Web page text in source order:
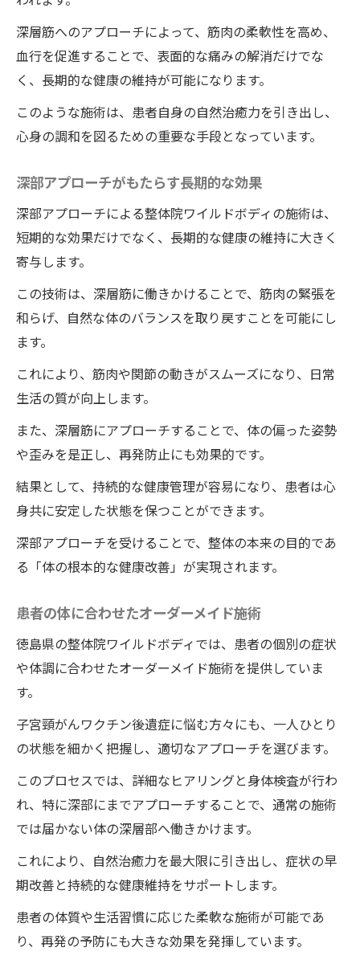
深層筋へのアプローチによって、筋肉の柔軟性を高め、
血行を促進することで、表面的な痛みの解消だけでな
く、長期的な健康の維持が可能になります。
このような施術は、患者自身の自然治癒力を引き出し、
心身の調和を図るための重要な手段となっています。
深部アプローチがもたらす長期的な効果
深部アプローチによる整体院ワイルドボディの施術は、
短期的な効果だけでなく、長期的な健康の維持に大きく
寄与します。
この技術は、深層筋に働きかけることで、筋肉の緊張を
和らげ、自然な体のバランスを取り戻すことを可能にし
ます。
これにより、筋肉や関節の動きがスムーズになり、日常
生活の質が向上します。
また、深層筋にアプローチすることで、体の偏った姿勢
や歪みを是正し、再発防止にも効果的です。
結果として、持続的な健康管理が容易になり、患者は心
身共に安定した状態を保つことができます。
深部アプローチを受けることで、整体の本来の目的であ
る「体の根本的な健康改善」が実現されます。
患者の体に合わせたオーダーメイド施術
徳島県の整体院ワイルドボディでは、患者の個別の症状
や体調に合わせたオーダーメイド施術を提供していま
す。
子宮頸がんワクチン後遺症に悩む方々にも、一人ひとり
の状態を細かく把握し、適切なアプローチを選びます。
このプロセスでは、詳細なヒアリングと身体検査が行わ
れ、特に深部にまでアプローチすることで、通常の施術
では届かない体の深層部へ働きかけます。
これにより、自然治癒力を最大限に引き出し、症状の早
期改善と持続的な健康維持をサポートします。
患者の体質や生活習慣に応じた柔軟な施術が可能であ
り、再発の予防にも大きな効果を発揮しています。